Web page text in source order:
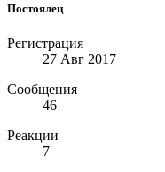
Постоялец
Регистрация
27 Авг 2017
Сообщения
46
Реакции
7